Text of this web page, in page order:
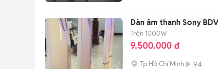
Dàn âm thanh Sony
Trên 1000W
9.500.000 đ
Tp Hồ Chí Minh 94